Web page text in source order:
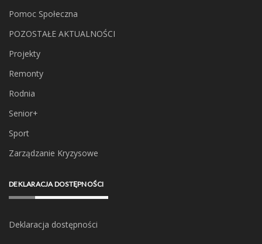
Pomoc Społeczna
POZOSTAŁE AKTUALNOŚCI
Projekty
Remonty
Rodnia
Senior+
Sport
Zarządzanie Kryzysowe
DEKLARACJA DOSTĘPNOŚCI
Deklaracja dostępności